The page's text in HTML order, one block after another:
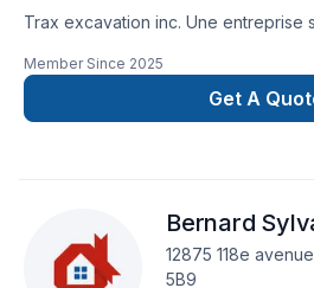
Trax excavation inc. Une entreprise
soutènement, pavés unis, travaux
imperméabilisation de fondations et
tels que pavés, dalles, agrégats et
Member Since 2025
Get A
Bernard
12875 118e
5B9